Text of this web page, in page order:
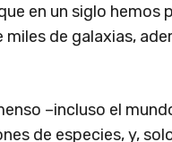
en un siglo hemos
de galaxias,
–incluso el
de especies, y,